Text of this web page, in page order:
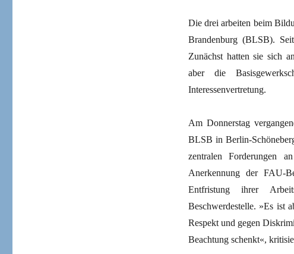
Die drei arbeiten beim
Brandenburg (BLSB).
Zunächst hatten sie sich
aber die
Interessenvertretung.
Am Donnerstag
BLSB in Berlin-
zent­ralen Forderungen
Anerkennung der FAU-
Entfristung ihrer
Beschwerdestelle. »Es ist
Respekt und gegen
Beachtung schenkt«,